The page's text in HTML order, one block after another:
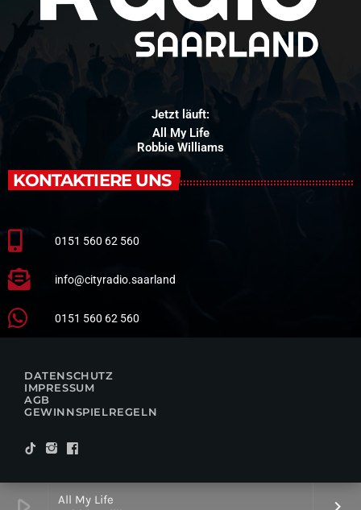
All My Life
Jetzt läuft:
All My Life
Robbie Williams
KONTAKTIERE UNS
0151 560 62 560
info@cityradio.saarland
0151 560 62 560
DATENSCHUTZ
IMPRESSUM
AGB
GEWINNSPIELREGELN